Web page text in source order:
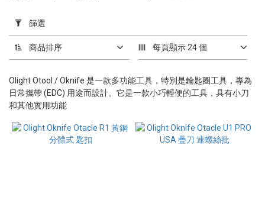
用
篩
選
(0/20)
價格
(HK$)
篩選
商品排序 每頁顯示 24 個
Olight Otool / Oknife 是一款多功能工具，特別是鑰匙圈工具，專為
日常攜帶 (EDC) 用途而設計。它是一款小巧輕便的工具，具有小刀
和其他實用功能